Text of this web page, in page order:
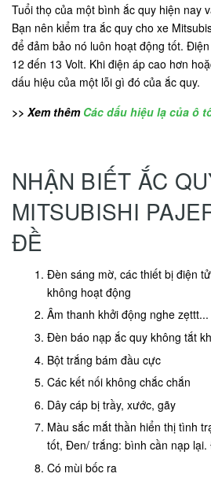
Tuổi thọ của một bình ắc quy hiện nay
Bạn nên kiểm tra ắc quy cho xe
để đảm bảo nó luôn hoạt động tốt.
12 đến 13 Volt. Khi điện áp cao hơn
dấu hiệu của một lỗi gì đó của ắc quy.
>> Xem thêm Các dấu hiệu lạ của ô
NHẬN BIẾT ẮC
MITSUBISHI
ĐỀ
Đèn sáng mờ, các thiết bị điện
không hoạt động
Âm thanh khởi động nghe
Đèn báo nạp ắc quy không tắt
Bột trắng bám đầu cực
Các kết nối không chắc chắn
Dây cáp bị trầy, xước, gãy
Màu sắc mắt thần hiển thị tình
tốt, Đen/ trắng: bình cần nạp
Có mùi bốc ra